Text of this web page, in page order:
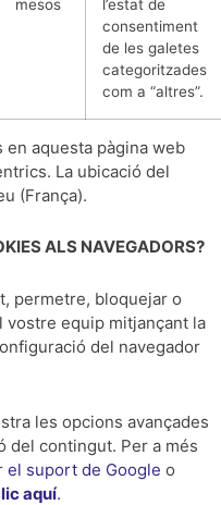
mesos
l’estat de
consentiment
de les galetes
categoritzades
com a “altres”.
aquesta pàgina web
La ubicació del
(França).
ALS NAVEGADORS?
permetre, bloquejar o
vostre equip mitjançant la
del navegador
les opcions avançades
del contingut. Per a més
el suport de Google o
aquí.